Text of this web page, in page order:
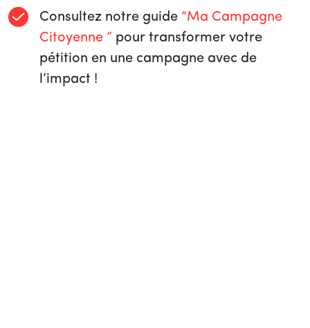
Consultez notre guide “Ma Campagne
Citoyenne ” pour transformer votre
pétition en une campagne avec de
l’impact !